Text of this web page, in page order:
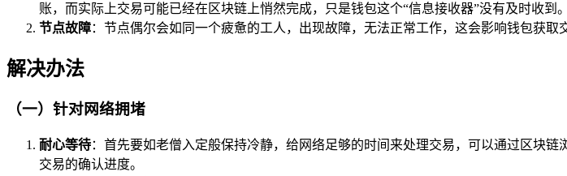
账，而实际上交易可能已经在区块链上悄然完成，只是钱包这个“信息接收器”没有及时收到。
节点故障：节点偶尔会如同一个疲惫的工人，出现故障，无法正常工作，这会影响钱包获取
解决办法
（一）针对网络拥堵
耐心等待：首先要如老僧入定般保持冷静，给网络足够的时间来处理交易，可以通过区块
交易的确认进度。